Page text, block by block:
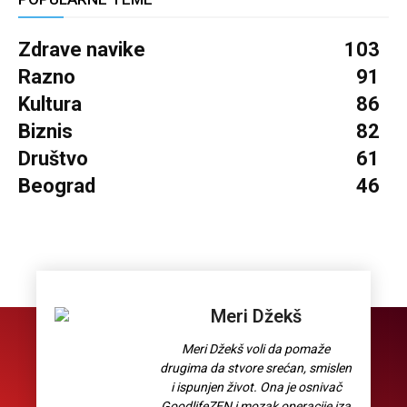
Zdrave navike
103
Razno
91
Kultura
86
Biznis
82
Društvo
61
Beograd
46
Meri Džekš
Meri Džekš voli da pomaže
drugima da stvore srećan, smislen
i ispunjen život. Ona je osnivač